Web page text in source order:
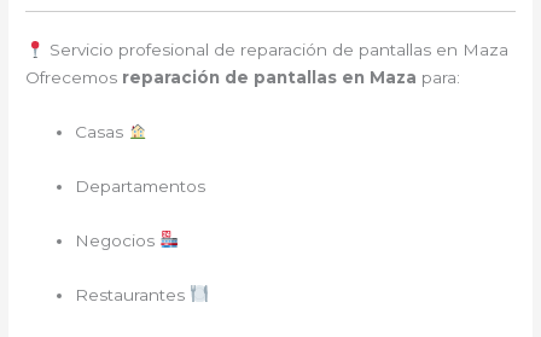
Servicio profesional de reparación de pantallas en Maza
Ofrecemos reparación de pantallas en Maza para:
Casas
Departamentos
Negocios
Restaurantes